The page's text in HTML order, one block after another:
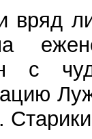
вряд
с